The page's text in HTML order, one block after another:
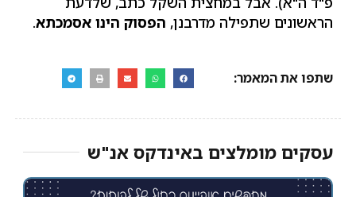
הראשונים שתפילה מדרבנן, הפסוק הינו אסמכתא.
שתפו את המאמר:
עסקים מומלצים באינדקס אנ"ש​